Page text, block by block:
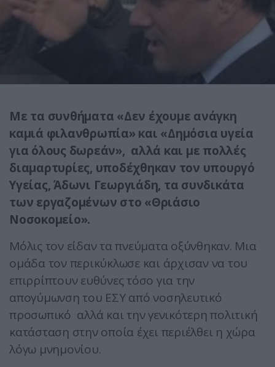
Με τα συνθήματα «Δεν έχουμε ανάγκη
καμιά φιλανθρωπία» και «Δημόσια υγεία
για όλους δωρεάν», αλλά και με πολλές
διαμαρτυρίες, υποδέχθηκαν τον υπουργό
Υγείας, Άδωνι Γεωργιάδη, τα συνδικάτα
των εργαζομένων στο «Θριάσιο
Νοσοκομείο».
Μόλις τον είδαν τα πνεύματα οξύνθηκαν. Μια
ομάδα τον περικύκλωσε και άρχισαν να του
επιρρίπτουν ευθύνες τόσο για την
απογύμωνση του ΕΣΥ από νοσηλευτικό
προσωπικό αλλά και την γενικότερη πολιτική
κατάσταση στην οποία έχει περιέλθει η χώρα
λόγω μνημονίου.